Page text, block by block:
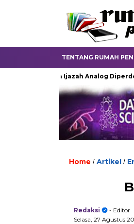
TENTANG RUMAH
Ketika Ijazah Analog
Home / Artikel /
Redaksi
- Editor
Selasa, 27 Agustus